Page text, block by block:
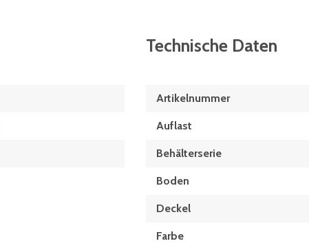
Technische Daten
Artikelnummer
Auflast
Behälterserie
Boden
Deckel
Farbe